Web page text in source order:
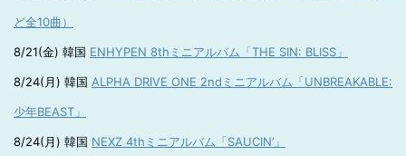
ど全10曲）
8/21(金) 韓国 ENHYPEN 8thミニアルバム「THE SIN: BLISS」
8/24(月) 韓国 ALPHA DRIVE ONE 2ndミニアルバム「UNBREAKABLE:
少年BEAST」
8/24(月) 韓国 NEXZ 4thミニアルバム「SAUCIN’」